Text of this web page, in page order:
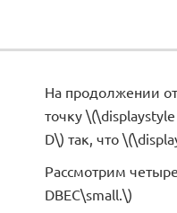
На продолжении
точку
D\) так, что
Рассмотрим
DBEC\small.\)